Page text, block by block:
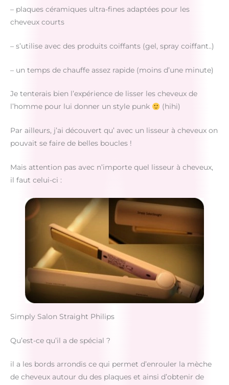
– plaques céramiques ultra-fines adaptées pour les
cheveux courts
– s’utilise avec des produits coiffants (gel, spray coiffant..)
– un temps de chauffe assez rapide (moins d’une minute)
Je tenterais bien l’expérience de lisser les cheveux de
l’homme pour lui donner un style punk
(hihi)
Par ailleurs, j’ai découvert qu’ avec un lisseur à cheveux on
pouvait se faire de belles boucles !
Mais attention pas avec n’importe quel lisseur à cheveux,
il faut celui-ci :
Simply Salon Straight Philips
Qu’est-ce qu’il a de spécial ?
il a les bords arrondis ce qui permet d’enrouler la mèche
de cheveux autour du des plaques et ainsi d’obtenir de